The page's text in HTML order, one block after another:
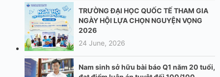
BÁO CHÍ VIẾT GÌ VỀ CHÚNG TÔI